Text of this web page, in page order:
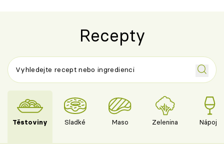
Recepty
Těstoviny Sladké Maso Zelenina Nápoje